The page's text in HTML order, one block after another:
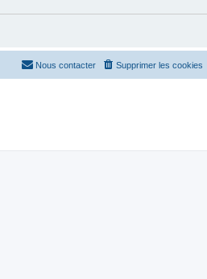
Supprimer les cookies
Nous contacter